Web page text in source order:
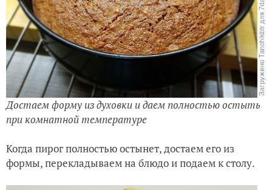
Достаем форму из духовки и даем полностью остыть
при комнатной температуре
Когда пирог полностью остынет, достаем его из
формы, перекладываем на блюдо и подаем к столу.